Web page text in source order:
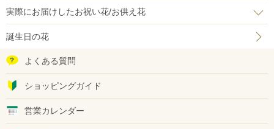
実際にお届けしたお祝い花/お供え花
誕生日の花
よくある質問
ショッピングガイド
営業カレンダー